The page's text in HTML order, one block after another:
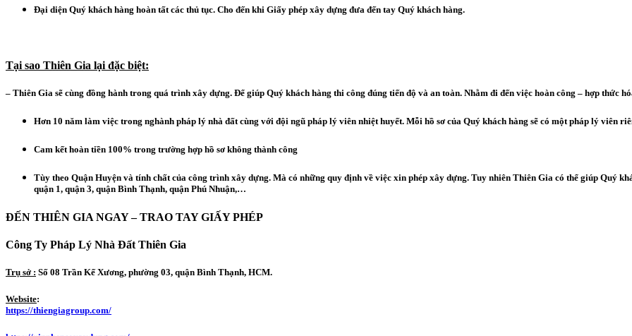
Đại diện Quý khách hàng hoàn tất các thủ tục. Cho đến khi Giấy phép xây dựng đưa đến tay Quý khách hàng.
Tại sao Thiên Gia lại đặc biệt:
– Thiên Gia sẽ cùng đồng hành trong quá trình xây dựng. Để giúp Quý khách hàng thi công đúng tiến độ và an toàn. Nhằm đi đến việc hoàn công – hợp thức
Hơn 10 năm làm việc trong nghành pháp lý nhà đất cùng với đội ngũ pháp lý viên nhiệt huyết. Mỗi hồ sơ của Quý khách hàng sẽ có một pháp lý viên
Cam kết hoàn tiền 100% trong trường hợp hồ sơ không thành công
Tùy theo Quận Huyện và tính chất của công trình xây dựng. Mà có những quy định về việc xin phép xây dựng. Tuy nhiên Thiên Gia có thể giúp Quý
quận 1, quận 3, quận Bình Thạnh, quận Phú Nhuận,…
ĐẾN THIÊN GIA NGAY – TRAO TAY GIẤY PHÉP
Công Ty Pháp Lý Nhà Đất Thiên Gia
Trụ sở : Số 08 Trần Kế Xương, phường 03, quận Bình Thạnh, HCM.
Website:
https://thiengiagroup.com/